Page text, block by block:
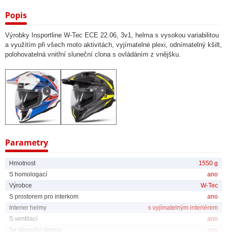
Popis
Výrobky Insportline W-Tec ECE 22.06, 3v1, helma s vysokou variabilitou
a využitím při všech moto aktivitách, vyjímatelné plexi, odnímatelný kšilt,
polohovatelná vnitřní sluneční clona s ovládáním z vnějšku.
Parametry
Hmotnost
1550 g
S homologací
ano
Výrobce
W-Tec
S prostorem pro interkom
ano
Interier helmy
s vyjímatelným interiérem
S ventilací
ano
Se sluneční clonou
ano